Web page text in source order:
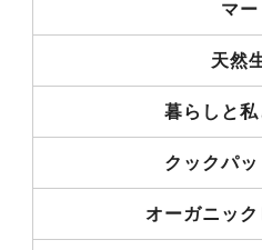
マー
天然
暮らしと私
クックパ
オーガニッ